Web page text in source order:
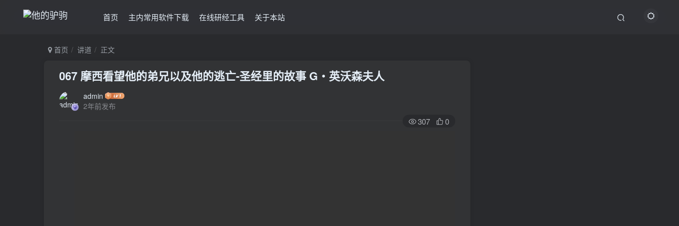
首页 主内常用软件下载 在线研经工具 关于本站
首页 讲道 正文
067 摩西看望他的弟兄以及他的逃亡-圣经里的故事 G‧英沃森夫人
admin
2年前发布
307 0